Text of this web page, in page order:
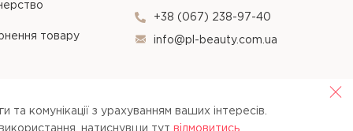
товару
+38 (067) 238-97-40
info@pl-beauty.com.ua
комунікації з урахуванням ваших інтересів.
натиснувши тут вiдмовитись